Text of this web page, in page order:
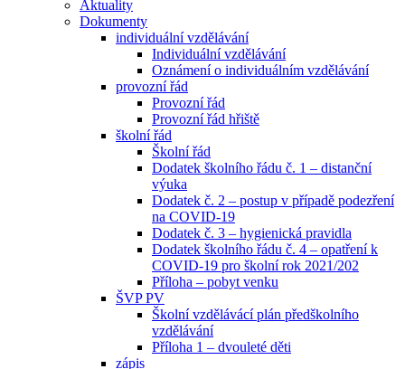
Aktuality
Dokumenty
individuální vzdělávání
Individuální vzdělávání
Oznámení o individuálním vzdělávání
provozní řád
Provozní řád
Provozní řád hřiště
školní řád
Školní řád
Dodatek školního řádu č. 1 – distanční
výuka
Dodatek č. 2 – postup v případě podezření
na COVID-19
Dodatek č. 3 – hygienická pravidla
Dodatek školního řádu č. 4 – opatření k
COVID-19 pro školní rok 2021/202
Příloha – pobyt venku
ŠVP PV
Školní vzdělávácí plán předškolního
vzdělávání
Příloha 1 – dvouleté děti
zápis